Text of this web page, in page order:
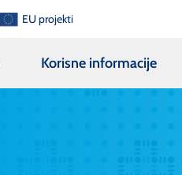
EU projekti
Korisne informacije